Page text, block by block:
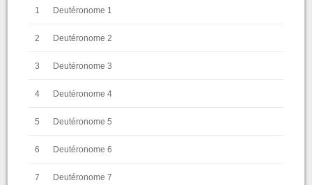
1 Deutéronome 1
2 Deutéronome 2
3 Deutéronome 3
4 Deutéronome 4
5 Deutéronome 5
6 Deutéronome 6
7 Deutéronome 7